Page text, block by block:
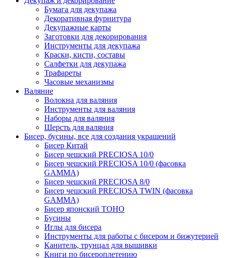
Бумага для декупажа
Декоративная фурнитура
Декупажные карты
Заготовки для декорирования
Инструменты для декупажа
Краски, кисти, составы
Салфетки для декупажа
Трафареты
Часовые механизмы
Валяние
Волокна для валяния
Инструменты для валяния
Наборы для валяния
Шерсть для валяния
Бисер, бусины, все для создания украшений
Бисер Китай
Бисер чешский PRECIOSA 10/0
Бисер чешский PRECIOSA 10/0 (фасовка
GAMMA)
Бисер чешский PRECIOSA 8/0
Бисер чешский PRECIOSA TWIN (фасовка
GAMMA)
Бисер японский TOHO
Бусины
Иглы для бисера
Инструменты для работы с бисером и бижутерией
Канитель, трунцал для вышивки
Книги по бисероплетению